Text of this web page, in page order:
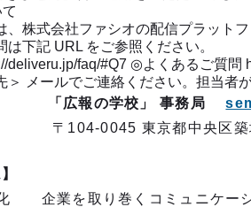
、株式会社ファシオの配信プラット
は下記 URL をご参照ください。
deliveru.jp/faq/#Q7 ◎よくあるご質問
＞ メールでご連絡ください。担当者
学校」 事務局
東京都中央区築地1-
企業を取り巻くコミュニケーシ